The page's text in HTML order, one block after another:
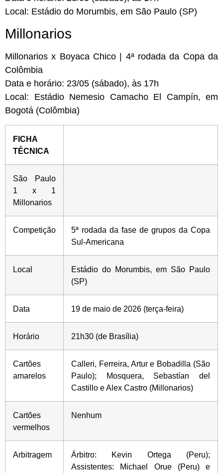
Local: Estádio do Morumbis, em São Paulo (SP)
Millonarios
Millonarios x Boyaca Chico | 4ª rodada da Copa da
Colômbia
Data e horário: 23/05 (sábado), às 17h
Local: Estádio Nemesio Camacho El Campín, em
Bogotá (Colômbia)
FICHA
TÉCNICA
São Paulo
1 x 1
Millonarios
Competição
5ª rodada da fase de grupos da Copa
Sul-Americana
Local
Estádio do Morumbis, em São Paulo
(SP)
Data 19 de maio de 2026 (terça-feira)
Horário 21h30 (de Brasília)
Cartões
amarelos
Calleri, Ferreira, Artur e Bobadilla (São
Paulo); Mosquera, Sebastían del
Castillo e Alex Castro (Millonarios)
Cartões
vermelhos
Nenhum
Arbitragem
Árbitro: Kevin Ortega (Peru);
Assistentes: Michael Orue (Peru) e